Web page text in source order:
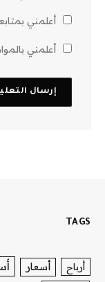
أعلمني
أعلمني
TAGS
أرباح أسعار